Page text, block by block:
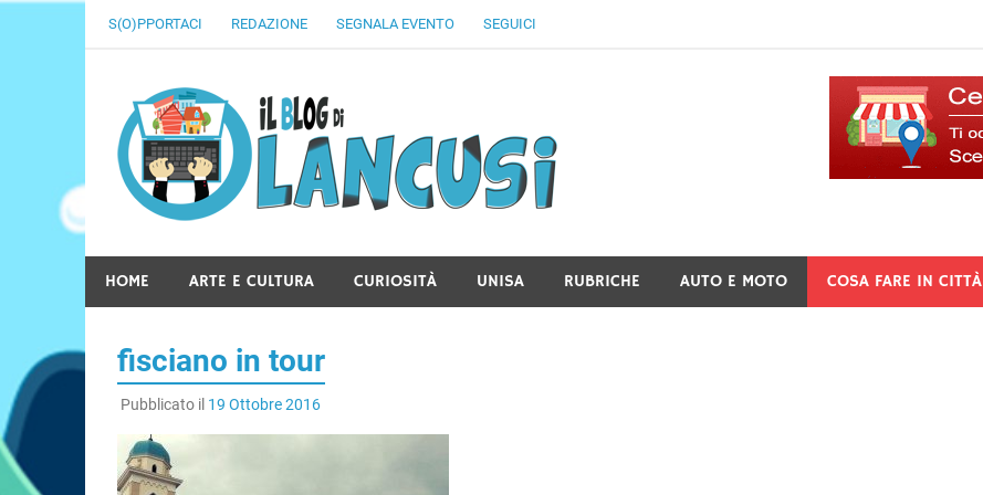
S(O)PPORTACI REDAZIONE SEGNALA EVENTO SEGUICI
Il Blog Di Lancusi
HOME ARTE E CULTURA CURIOSITÀ UNISA RUBRICHE AUTO E MOTO COSA FARE IN CITTÀ
fisciano in tour
Pubblicato il 19 Ottobre 2016